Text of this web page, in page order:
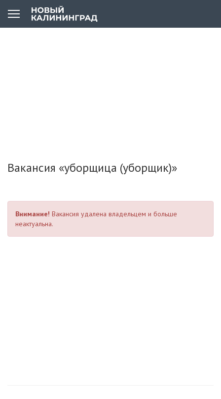
Вакансия «уборщица (уборщик)»
Внимание! Вакансия удалена владельцем и больше
неактуальна.